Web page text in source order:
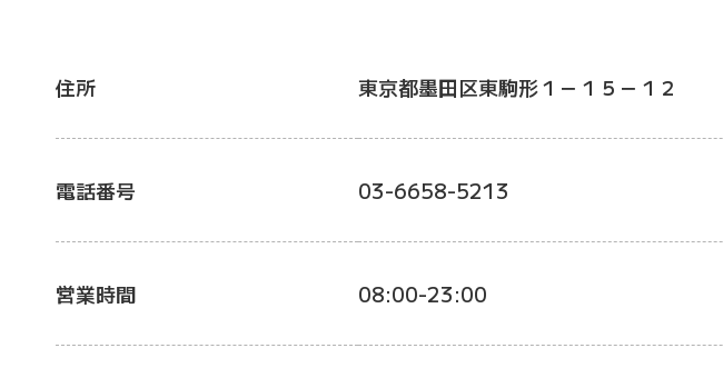
住所 東京都墨田区東駒形１－１５－１２
電話番号 03-6658-5213
営業時間 08:00-23:00